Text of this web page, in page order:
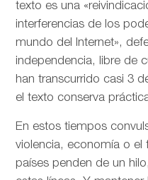
texto es una
interferencias de los
mundo del Internet»,
independencia, libre de
han transcurrido casi 3
el texto conserva
En estos tiempos
violencia, economía o
países penden de un